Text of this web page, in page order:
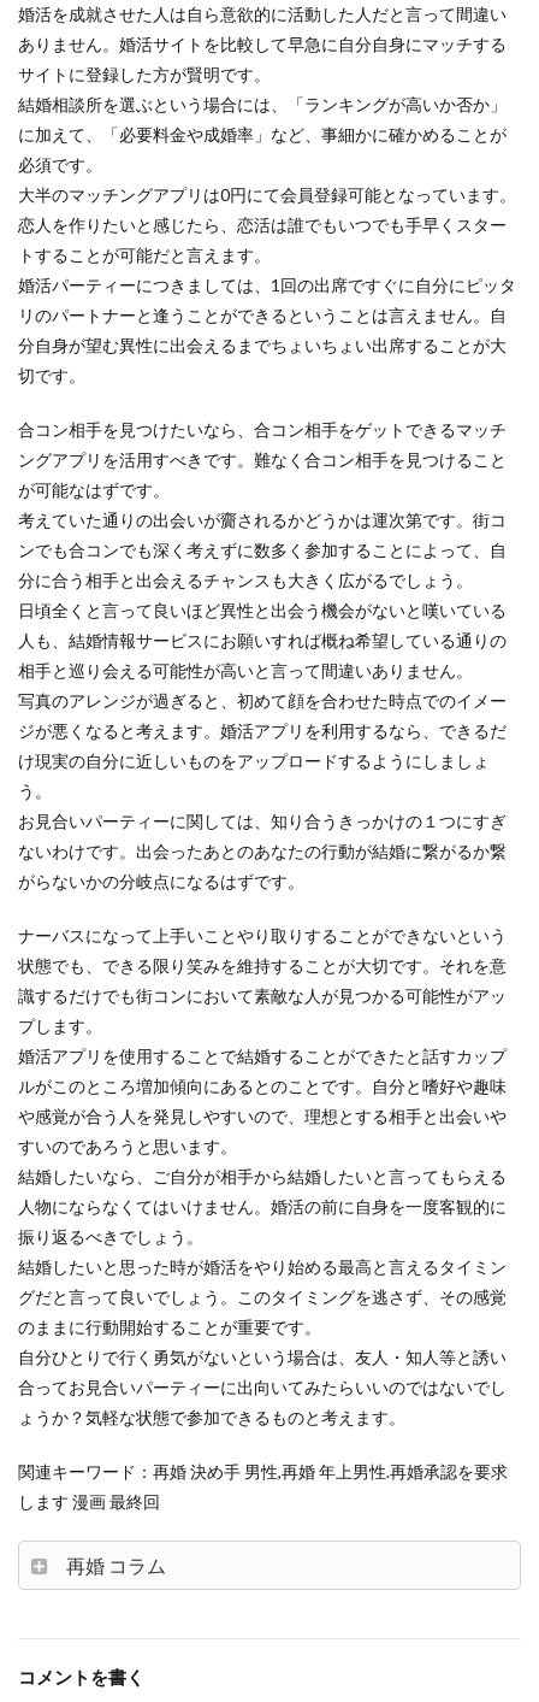
婚活を成就させた人は自ら意欲的に活動した人だと言って間違い
ありません。婚活サイトを比較して早急に自分自身にマッチする
サイトに登録した方が賢明です。
結婚相談所を選ぶという場合には、「ランキングが高いか否か」
に加えて、「必要料金や成婚率」など、事細かに確かめることが
必須です。
大半のマッチングアプリは0円にて会員登録可能となっています。
恋人を作りたいと感じたら、恋活は誰でもいつでも手早くスター
トすることが可能だと言えます。
婚活パーティーにつきましては、1回の出席ですぐに自分にピッタ
リのパートナーと逢うことができるということは言えません。自
分自身が望む異性に出会えるまでちょいちょい出席することが大
切です。
合コン相手を見つけたいなら、合コン相手をゲットできるマッチ
ングアプリを活用すべきです。難なく合コン相手を見つけること
が可能なはずです。
考えていた通りの出会いが齎されるかどうかは運次第です。街コ
ンでも合コンでも深く考えずに数多く参加することによって、自
分に合う相手と出会えるチャンスも大きく広がるでしょう。
日頃全くと言って良いほど異性と出会う機会がないと嘆いている
人も、結婚情報サービスにお願いすれば概ね希望している通りの
相手と巡り会える可能性が高いと言って間違いありません。
写真のアレンジが過ぎると、初めて顔を合わせた時点でのイメー
ジが悪くなると考えます。婚活アプリを利用するなら、できるだ
け現実の自分に近しいものをアップロードするようにしましょ
う。
お見合いパーティーに関しては、知り合うきっかけの１つにすぎ
ないわけです。出会ったあとのあなたの行動が結婚に繋がるか繋
がらないかの分岐点になるはずです。
ナーバスになって上手いことやり取りすることができないという
状態でも、できる限り笑みを維持することが大切です。それを意
識するだけでも街コンにおいて素敵な人が見つかる可能性がアッ
プします。
婚活アプリを使用することで結婚することができたと話すカップ
ルがこのところ増加傾向にあるとのことです。自分と嗜好や趣味
や感覚が合う人を発見しやすいので、理想とする相手と出会いや
すいのであろうと思います。
結婚したいなら、ご自分が相手から結婚したいと言ってもらえる
人物にならなくてはいけません。婚活の前に自身を一度客観的に
振り返るべきでしょう。
結婚したいと思った時が婚活をやり始める最高と言えるタイミン
グだと言って良いでしょう。このタイミングを逃さず、その感覚
のままに行動開始することが重要です。
自分ひとりで行く勇気がないという場合は、友人・知人等と誘い
合ってお見合いパーティーに出向いてみたらいいのではないでし
ょうか？気軽な状態で参加できるものと考えます。
関連キーワード：再婚 決め手 男性,再婚 年上男性.再婚承認を要求
します 漫画 最終回
再婚 コラム
コメントを書く